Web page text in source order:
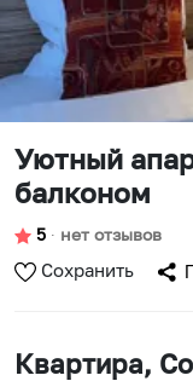
Уютный
балконом
5 ∙ нет отзывов
Сохранить
Квартира,